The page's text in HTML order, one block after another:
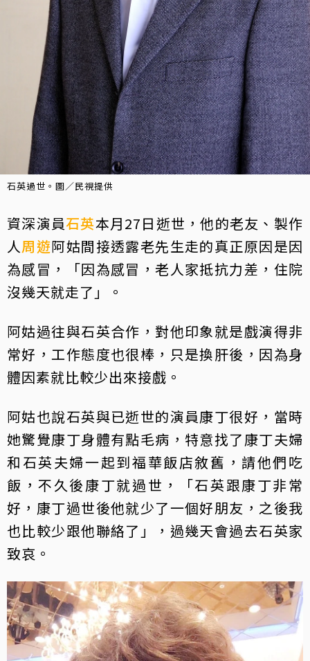
石英過世。圖／民視提供
資深演員石英本月27日逝世，他的老友、製作
人周遊阿姑間接透露老先生走的真正原因是因
為感冒，「因為感冒，老人家抵抗力差，住院
沒幾天就走了」。
阿姑過往與石英合作，對他印象就是戲演得非
常好，工作態度也很棒，只是換肝後，因為身
體因素就比較少出來接戲。
阿姑也說石英與已逝世的演員康丁很好，當時
她驚覺康丁身體有點毛病，特意找了康丁夫婦
和石英夫婦一起到福華飯店敘舊，請他們吃
飯，不久後康丁就過世，「石英跟康丁非常
好，康丁過世後他就少了一個好朋友，之後我
也比較少跟他聯絡了」，過幾天會過去石英家
致哀。